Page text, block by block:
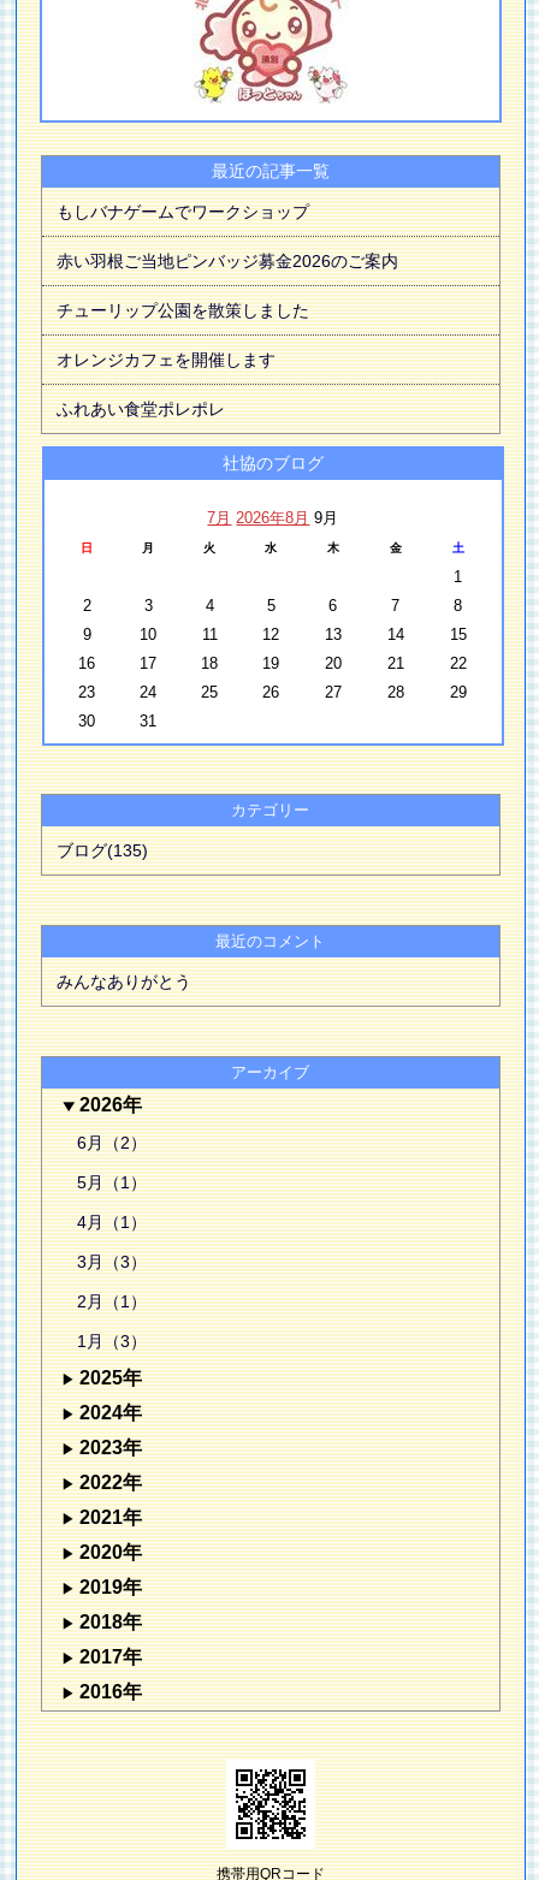
最近の記事一覧
もしバナゲームでワークショップ
赤い羽根ご当地ピンバッジ募金2026のご案内
チューリップ公園を散策しました
オレンジカフェを開催します
ふれあい食堂ポレポレ
社協のブログ
7月 2026年8月 9月
日 月 火 水 木 金 土
1
2
3 4 5 6 7
8
9
10 11 12 13 14
15
16
17 18 19 20 21
22
23
24 25 26 27 28
29
30
31
カテゴリー
ブログ(135)
最近のコメント
みんなありがとう
アーカイブ
2026年
6月（2）
5月（1）
4月（1）
3月（3）
2月（1）
1月（3）
2025年
2024年
2023年
2022年
2021年
2020年
2019年
2018年
2017年
2016年
携帯用QRコード